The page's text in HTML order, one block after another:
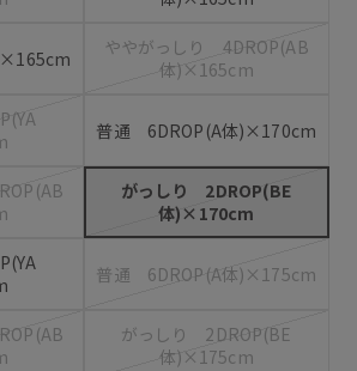
ややがっしり 4DROP(AB
体)×165cm
普通 6DROP(A体)×170cm
がっしり 2DROP(BE
体)×170cm
普通 6DROP(A体)×175cm
がっしり 2DROP(BE
体)×175cm